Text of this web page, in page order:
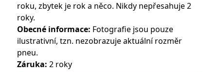
roku, zbytek je rok a něco. Nikdy nepřesahuje 2
roky.
Obecné informace: Fotografie jsou pouze
ilustrativní, tzn. nezobrazuje aktuální rozměr
pneu.
Záruka: 2 roky